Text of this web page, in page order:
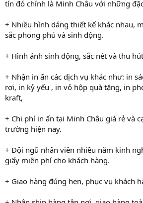
tín đó chính là Minh Châu với những
+ Nhiều hình dáng thiết kế khác nhau,
sắc phong phú và sinh động.
+ Hình ảnh sinh động, sắc nét và thu
+ Nhận in ấn các dịch vụ khác như: in
rơi, in kỷ yếu , in vỏ hộp quà tặng, in
kraft,
+ Chi phí in ấn tại Minh Châu giá rẻ và
trường hiện nay.
+ Đội ngũ nhân viên nhiều năm kinh
giấy miễn phí cho khách hàng.
+ Giao hàng đúng hẹn, phục vụ khách